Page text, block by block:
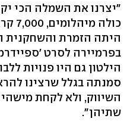
"יצרנו את השמלה הכי
היתה הזמרת והשחקנית
בפרמיירה לסרט
הילטון גם היו פנויות
סמנתה בגלל שרצינו
השיווק, ולא לקחת
שתיהן".